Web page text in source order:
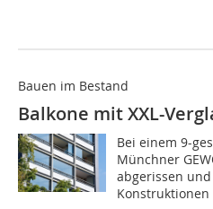
Bauen im Bestand
Balkone mit XXL-
Bei einem 9-
Münchner
abgerissen